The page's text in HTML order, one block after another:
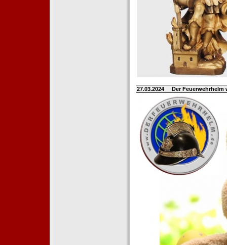
27.03.2024 Der